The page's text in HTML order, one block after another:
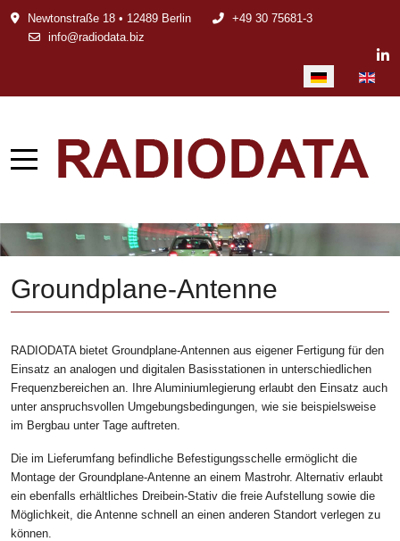
Newtonstraße 18 • 12489 Berlin
+49 30 75681-3
info@radiodata.biz
Sprache auswählen
Groundplane-Antenne
RADIODATA bietet Groundplane-Antennen aus eigener Fertigung für den
Einsatz an analogen und digitalen Basisstationen in unterschiedlichen
Frequenzbereichen an. Ihre Aluminiumlegierung erlaubt den Einsatz auch
unter anspruchsvollen Umgebungsbedingungen, wie sie beispielsweise
im Bergbau unter Tage auftreten.
Die im Lieferumfang befindliche Befestigungsschelle ermöglicht die
Montage der Groundplane-Antenne an einem Mastrohr. Alternativ erlaubt
ein ebenfalls erhältliches Dreibein-Stativ die freie Aufstellung sowie die
Möglichkeit, die Antenne schnell an einen anderen Standort verlegen zu
können.